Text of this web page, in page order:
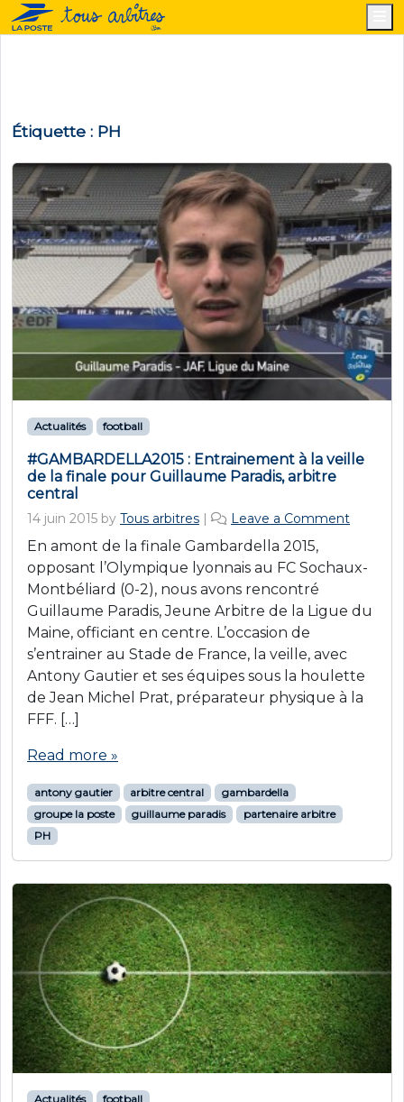
Étiquette : PH
Actualités football
#GAMBARDELLA2015 : Entrainement à la veille
de la finale pour Guillaume Paradis, arbitre
central
14 juin 2015 by Tous arbitres | Leave a Comment
En amont de la finale Gambardella 2015,
opposant l’Olympique lyonnais au FC Sochaux-
Montbéliard (0-2), nous avons rencontré
Guillaume Paradis, Jeune Arbitre de la Ligue du
Maine, officiant en centre. L’occasion de
s’entrainer au Stade de France, la veille, avec
Antony Gautier et ses équipes sous la houlette
de Jean Michel Prat, préparateur physique à la
FFF. […]
Read more »
antony gautier arbitre central
gambardella
groupe la poste
guillaume paradis
partenaire arbitre
PH
Actualités football